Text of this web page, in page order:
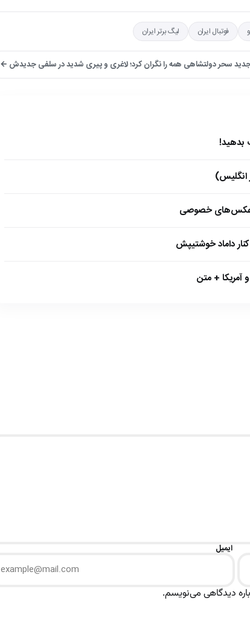
فوتبال ایران لیگ برتر ایران
سحر دولتشاهی همه را نگران کرد؛ لاغری و پیری شدید در سلفی جدیدش ←
+ عکس‌های خصوصی
داماد خوشتیپش
آمریکا + متن
ایمیل
دیدگاهی می‌نویسم.